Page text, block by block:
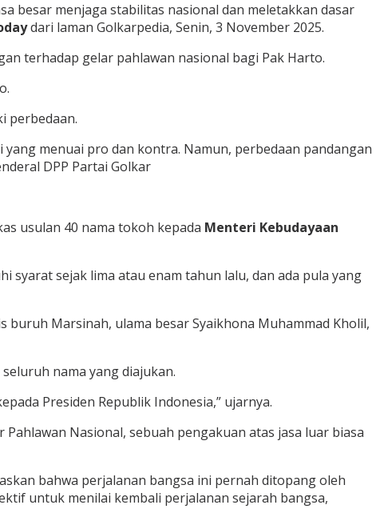
besar menjaga stabilitas nasional dan meletakkan dasar
dari laman Golkarpedia, Senin, 3 November 2025.
terhadap gelar pahlawan nasional bagi Pak Harto.
perbedaan.
menuai pro dan kontra. Namun, perbedaan pandangan
DPP Partai Golkar
usulan 40 nama tokoh kepada Menteri Kebudayaan
syarat sejak lima atau enam tahun lalu, dan ada pula yang
buruh Marsinah, ulama besar Syaikhona Muhammad Kholil,
nama yang diajukan.
Presiden Republik Indonesia,” ujarnya.
Nasional, sebuah pengakuan atas jasa luar biasa
bahwa perjalanan bangsa ini pernah ditopang oleh
untuk menilai kembali perjalanan sejarah bangsa,